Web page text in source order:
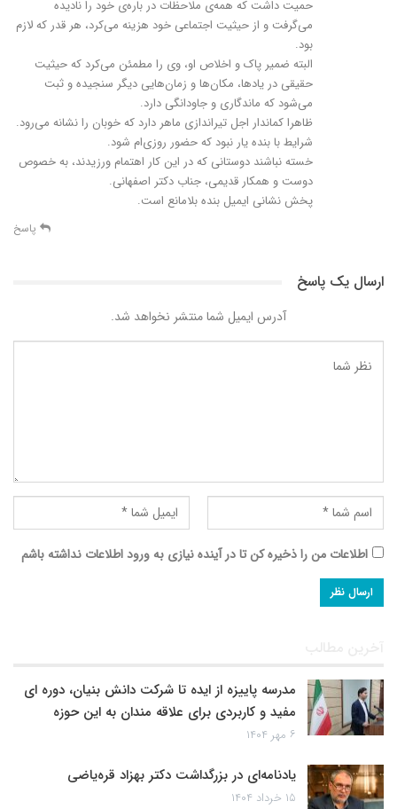
حمیت داشت که همه‌ی ملاحظات در باره‌ی خود را نادیده
می‌گرفت و از حیثیت اجتماعی خود هزینه می‌کرد، هر قدر که لازم
بود.
البته ضمیر پاک و اخلاص او، وی را مطمئن می‌کرد که حیثیت
حقیقی در یادها، مکان‌ها و زمان‌هایی دیگر سنجیده و ثبت
می‌شود که ماندگاری و جاودانگی دارد.
ظاهرا کماندار اجل تیراندازی ماهر دارد که خوبان را نشانه می‌رود.
شرایط با بنده یار نبود که حضور روزی‌ام شود.
خسته نباشند دوستانی که در این کار اهتمام ورزیدند، به خصوص
دوست و همکار قدیمی، جناب دکتر اصفهانی.
پخش نشانی ایمیل بنده بلامانع است.
پاسخ
ارسال یک پاسخ
آدرس ایمیل شما منتشر نخواهد شد.
اطلاعات من را ذخیره کن تا در آینده نیازی به ورود اطلاعات نداشته باشم
آخرین مطالب
مدرسه پاییزه از ایده تا شرکت دانش بنیان، دوره ای
مفید و کاربردی برای علاقه مندان به این حوزه
۶ مهر ۱۴۰۴
یادنامه‌ای در بزرگداشت دکتر بهزاد قره‌یاضی
۱۵ خرداد ۱۴۰۴